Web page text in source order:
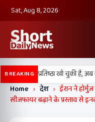
Sat, Aug 8, 2026
BREAKING
दल) अपनी प्रतिष्ठा खो चुकी है, अब
Home › देश › ईरान ने
सीजफायर बढ़ाने के प्रस्ताव से